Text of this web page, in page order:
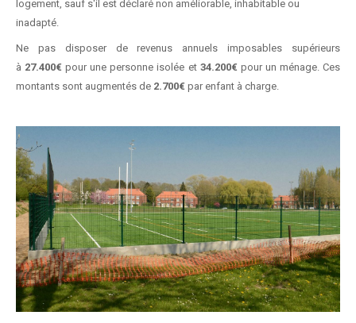
logement, sauf s'il est déclaré non améliorable, inhabitable ou
inadapté.
Ne pas disposer de revenus annuels imposables supérieurs
à 27.400€ pour une personne isolée et 34.200€ pour un ménage. Ces
montants sont augmentés de 2.700€ par enfant à charge.